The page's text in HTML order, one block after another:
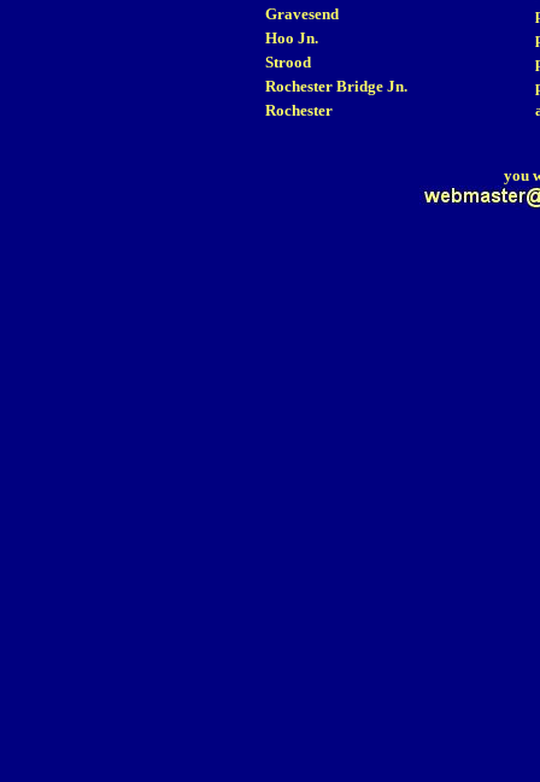
Gravesend
Hoo Jn.
Strood
Rochester Bridge Jn.
Rochester
you